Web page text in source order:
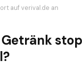
auf verival.de an